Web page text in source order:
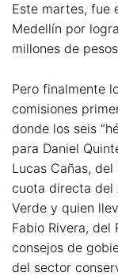
Este martes, fue
Medellín por
millones de
Pero finalmente
comisiones
donde los seis
para Daniel
Lucas Cañas,
cuota directa del
Verde y quien
Fabio Rivera,
consejos de
del sector